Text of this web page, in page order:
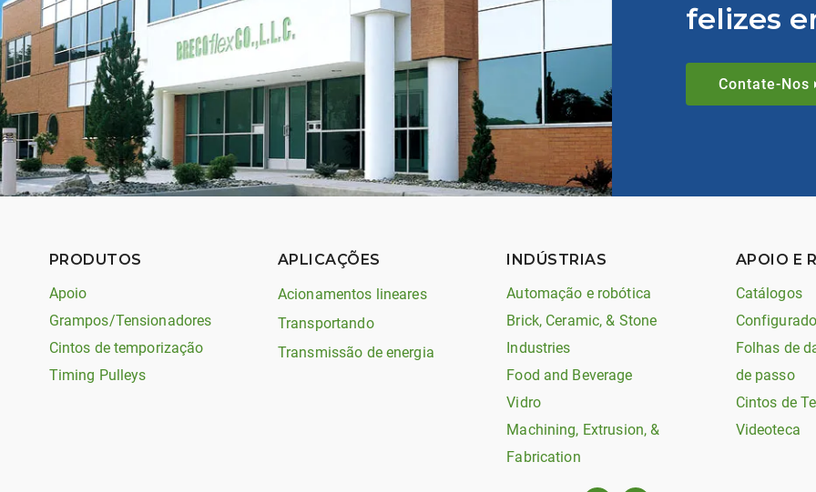
felizes
Contate-Nos
PRODUTOS
Apoio
Grampos/Tensionadores
Cintos de temporização
Timing Pulleys
APLICAÇÕES
Acionamentos lineares
Transportando
Transmissão de energia
INDÚSTRIAS
Automação e robótica
Brick, Ceramic, & Stone
Industries
Food and Beverage
Vidro
Machining, Extrusion, &
Fabrication
APOIO E
Catálogos
Folhas de
de passo
Cintos de
Videoteca